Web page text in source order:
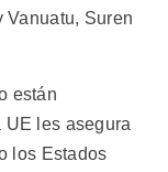
Suren
están
UE les asegura
los Estados